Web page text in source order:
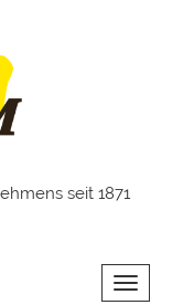
seit 1871
Toggle